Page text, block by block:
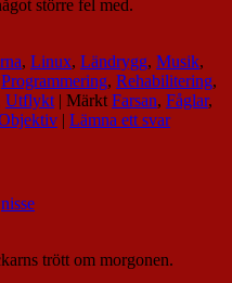
större fel med.
, Linux, Ländrygg, Musik,
Programmering, Rehabilitering,
Utflykt | Märkt Farsan, Fåglar,
| Lämna ett svar
nisse
trött om morgonen.